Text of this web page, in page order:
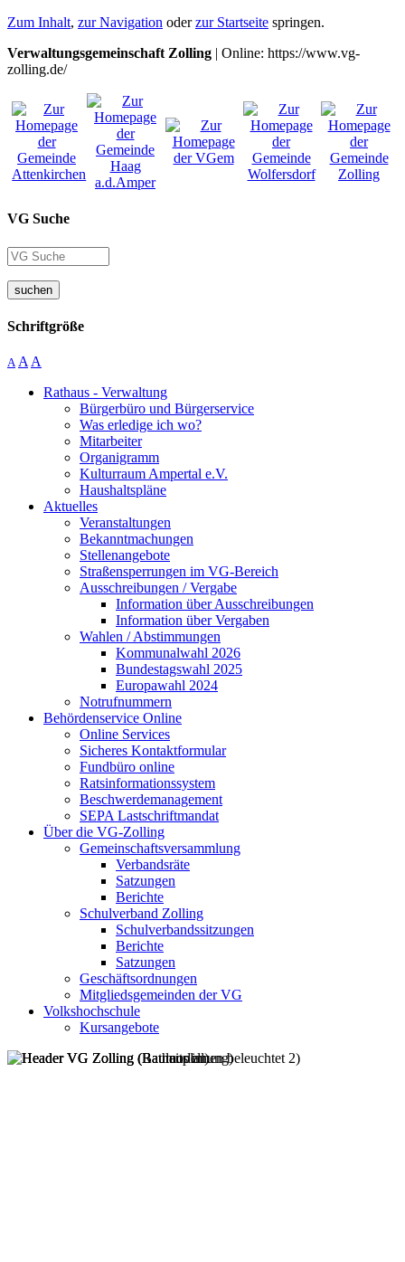
Zum Inhalt, zur Navigation oderzur Startseite springen.
Verwaltungsgemeinschaft Zolling | Online: https://www.vg-
zolling.de/
VG Suche
suchen
Schriftgröße
A A A
Rathaus - Verwaltung
Bürgerbüro und Bürgerservice
Was erledige ich wo?
Mitarbeiter
Organigramm
Kulturraum Ampertal e.V.
Haushaltspläne
Aktuelles
Veranstaltungen
Bekanntmachungen
Stellenangebote
Straßensperrungen im VG-Bereich
Ausschreibungen / Vergabe
Information über Ausschreibungen
Information über Vergaben
Wahlen / Abstimmungen
Kommunalwahl 2026
Bundestagswahl 2025
Europawahl 2024
Notrufnummern
Behördenservice Online
Online Services
Sicheres Kontaktformular
Fundbüro online
Ratsinformationssystem
Beschwerdemanagement
SEPA Lastschriftmandat
Über die VG-Zolling
Gemeinschaftsversammlung
Verbandsräte
Satzungen
Berichte
Schulverband Zolling
Schulverbandssitzungen
Berichte
Satzungen
Geschäftsordnungen
Mitgliedsgemeinden der VG
Volkshochschule
Kursangebote